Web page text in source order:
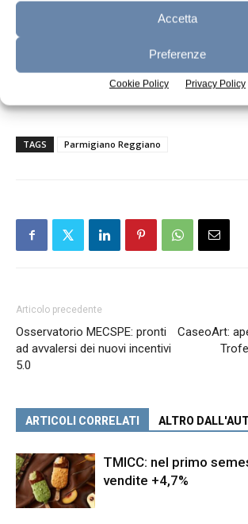
Accetta
Preferenze
Cookie Policy Privacy Policy
nel 2023 ha superato le 861.000
più del 21% del totale) prodotte
con un aumento del +11% rispetto
anno in cui è stata inaugurata la
Consorzio di rilancio e
TAGS Parmigiano Reggiano
Articolo precedente
Osservatorio MECSPE: pronti
ad avvalersi dei nuovi incentivi
5.0
CaseoArt:
ARTICOLI CORRELATI ALTRO
TMICC: nel primo
vendite +4,7%